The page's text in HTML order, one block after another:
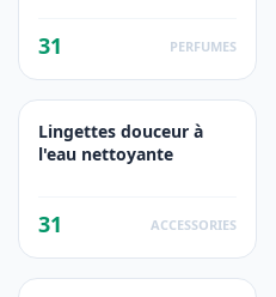
31 PERFUMES
Lingettes douceur à
l'eau nettoyante
31 ACCESSORIES